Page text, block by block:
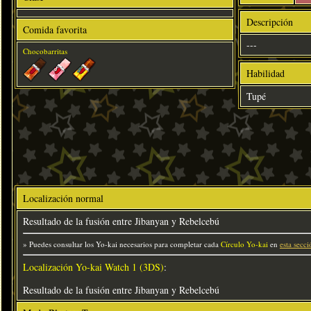
Comida favorita
Chocobarritas
Descripción
---
Habilidad
Tupé
Localización normal
Resultado de la fusión entre Jibanyan y Rebelcebú
» Puedes consultar los Yo-kai necesarios para completar cada Círculo Yo-kai en esta
Localización Yo-kai Watch 1 (3DS):
Resultado de la fusión entre Jibanyan y Rebelcebú